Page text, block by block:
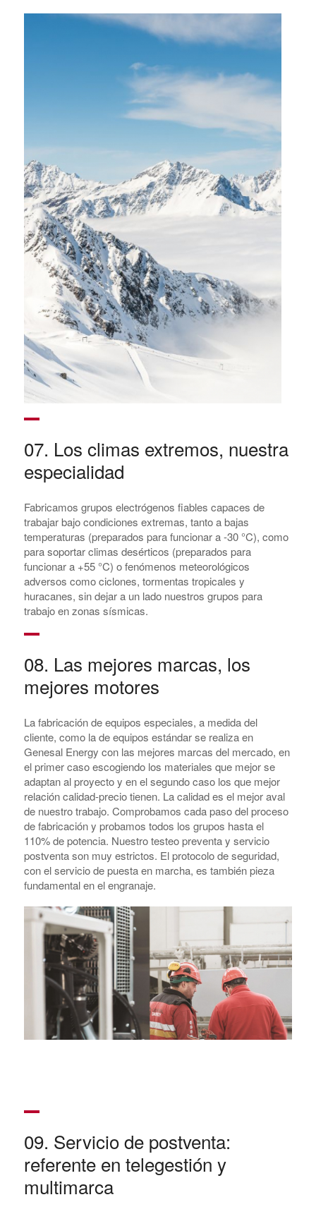
07. Los climas extremos, nuestra
especialidad
Fabricamos grupos electrógenos fiables capaces de
trabajar bajo condiciones extremas, tanto a bajas
temperaturas (preparados para funcionar a -30 °C), como
para soportar climas desérticos (preparados para
funcionar a +55 °C) o fenómenos meteorológicos
adversos como ciclones, tormentas tropicales y
huracanes, sin dejar a un lado nuestros grupos para
trabajo en zonas sísmicas.
08. Las mejores marcas, los
mejores motores
La fabricación de equipos especiales, a medida del
cliente, como la de equipos estándar se realiza en
Genesal Energy con las mejores marcas del mercado, en
el primer caso escogiendo los materiales que mejor se
adaptan al proyecto y en el segundo caso los que mejor
relación calidad-precio tienen. La calidad es el mejor aval
de nuestro trabajo. Comprobamos cada paso del proceso
de fabricación y probamos todos los grupos hasta el
110% de potencia. Nuestro testeo preventa y servicio
postventa son muy estrictos. El protocolo de seguridad,
con el servicio de puesta en marcha, es también pieza
fundamental en el engranaje.
09. Servicio de postventa:
referente en telegestión y
multimarca